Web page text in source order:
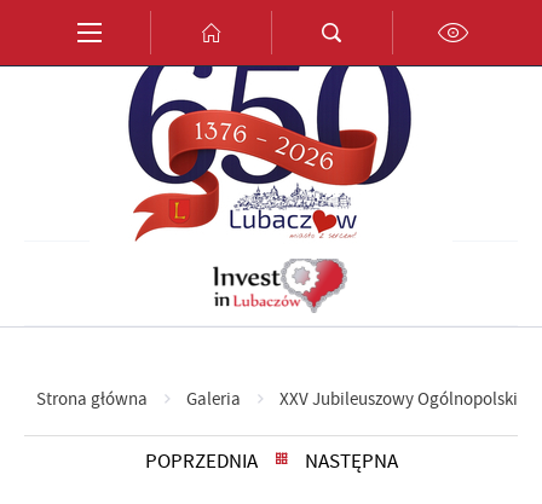
Przejdź do wyszukiwarki.
Przejdź do ustawień wielkości czcionki.
Włącz wersję kontrastową strony.
Strona główna Galeria XXV Jubileuszowy Ogólnopolski
POPRZEDNIA NASTĘPNA